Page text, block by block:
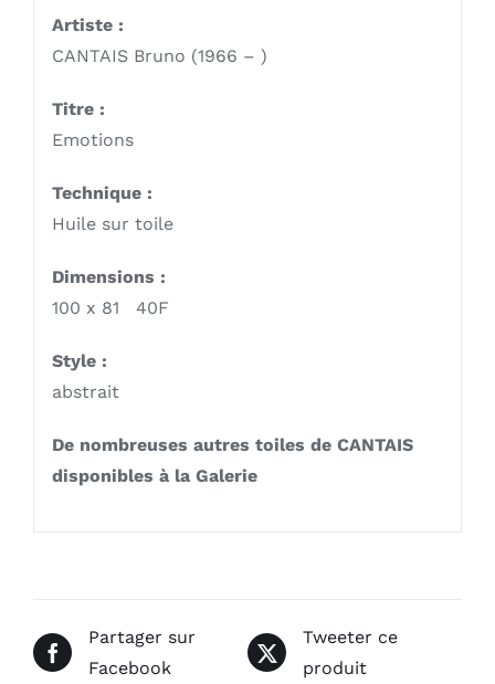
Artiste :
CANTAIS Bruno (1966 – )
Titre :
Emotions
Technique :
Huile sur toile
Dimensions :
100 x 81 40F
Style :
abstrait
De nombreuses autres toiles de CANTAIS
disponibles à la Galerie
Partager sur
Facebook
Tweeter ce
produit